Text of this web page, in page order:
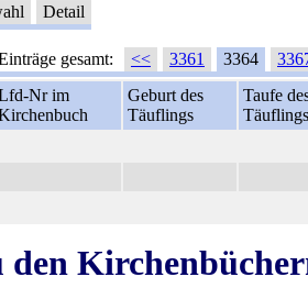
Detail
gesamt: << 3361 3364
Nr im
Geburt des
Täuflings
Taufe
Täuflings
den